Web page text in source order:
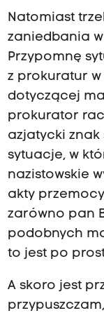
Natomiast
zaniedbania
Przypomnę
z prokuratur
dotyczącej
prokurator
azjatycki znak
sytuacje, w
nazistowskie
akty
zarówno pan
podobnych
to jest po
A skoro jest